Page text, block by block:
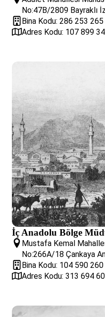
No:47B/2809 Bayraklı
Bina Kodu: 286 253 265
Adres Kodu: 107 899
İç Anadolu Bölge
Mustafa Kemal
No:266A/18 Çankaya
Bina Kodu: 104 590 260
Adres Kodu: 313 694